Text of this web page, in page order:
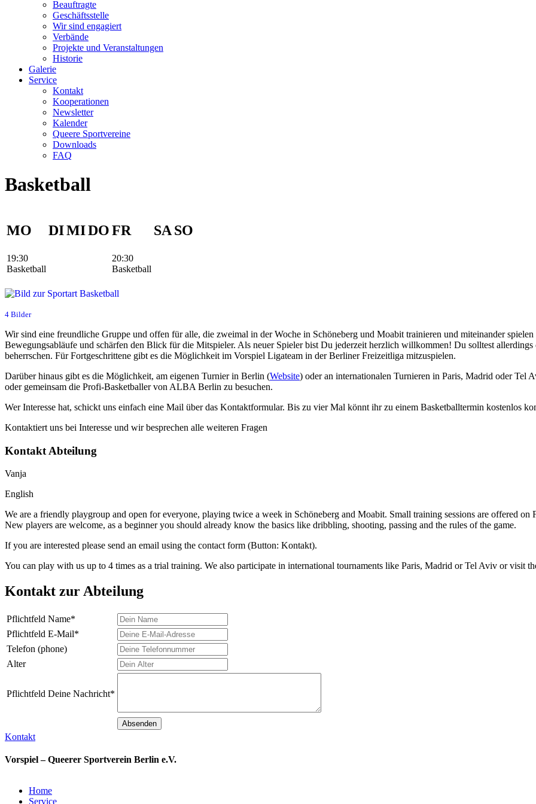
Beauftragte
Geschäftsstelle
Wir sind engagiert
Verbände
Projekte und Veranstaltungen
Historie
Galerie
Service
Kontakt
Kooperationen
Newsletter
Kalender
Queere Sportvereine
Downloads
FAQ
Basketball
MO DIMIDOFR SA SO
19:30
Basketball
20:30
Basketball
4 Bilder
Wir sind eine freundliche Gruppe und offen für alle, die zweimal in der Woche in Schöneberg und Moabit trainieren und miteinander
Bewegungsabläufe und schärfen den Blick für die Mitspieler. Als neuer Spieler bist Du jederzeit herzlich willkommen! Du solltest
beherrschen. Für Fortgeschrittene gibt es die Möglichkeit im Vorspiel Ligateam in der Berliner Freizeitliga mitzuspielen.
Darüber hinaus gibt es die Möglichkeit, am eigenen Turnier in Berlin (Website) oder an internationalen Turnieren in Paris, Madrid oder Tel
oder gemeinsam die Profi-Basketballer von ALBA Berlin zu besuchen.
Wer Interesse hat, schickt uns einfach eine Mail über das Kontaktformular. Bis zu vier Mal könnt ihr zu einem Basketballtermin kostenlos
Kontaktiert uns bei Interesse und wir besprechen alle weiteren Fragen
Kontakt Abteilung
Vanja
English
We are a friendly playgroup and open for everyone, playing twice a week in Schöneberg and Moabit. Small training sessions are offered on
New players are welcome, as a beginner you should already know the basics like dribbling, shooting, passing and the rules of the game.
If you are interested please send an email using the contact form (Button: Kontakt).
You can play with us up to 4 times as a trial training. We also participate in international tournaments like Paris, Madrid or Tel Aviv or visit
Kontakt zur Abteilung
Pflichtfeld Name*
Pflichtfeld E-Mail*
Telefon (phone)
Alter
Pflichtfeld Deine Nachricht*
Kontakt
Vorspiel – Queerer Sportverein Berlin e.V.
Home
Service